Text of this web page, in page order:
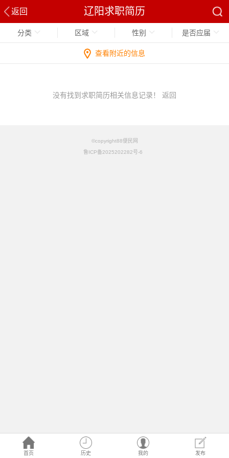
返回 辽阳求职简历
首页 历史 我的 发布
分类 区域 性别 是否应届
查看附近的信息
没有找到求职简历相关信息记录！ 返回
©copyright88便民网
鲁ICP备2025202282号-6